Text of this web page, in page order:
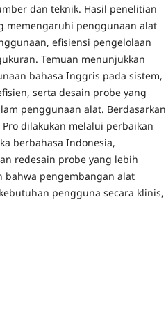
dan teknik. Hasil penelitian
memengaruhi penggunaan alat
efisiensi pengelolaan
Temuan menunjukkan
bahasa Inggris pada sistem,
serta desain probe yang
penggunaan alat. Berdasarkan
dilakukan melalui perbaikan
berbahasa Indonesia,
redesain probe yang lebih
bahwa pengembangan alat
pengguna secara klinis,